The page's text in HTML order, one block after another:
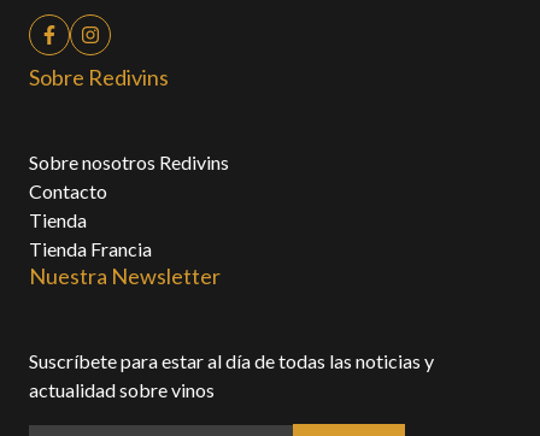
Sobre Redivins
Sobre nosotros Redivins
Contacto
Tienda
Tienda Francia
Nuestra Newsletter
Suscríbete para estar al día de todas las noticias y
actualidad sobre vinos